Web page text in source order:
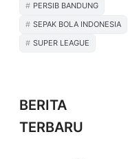
PERSIB BANDUNG
SEPAK BOLA INDONESIA
SUPER LEAGUE
BERITA
TERBARU